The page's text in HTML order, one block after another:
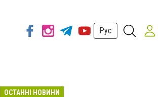
Рус
ОСТАННІ НОВИНИ